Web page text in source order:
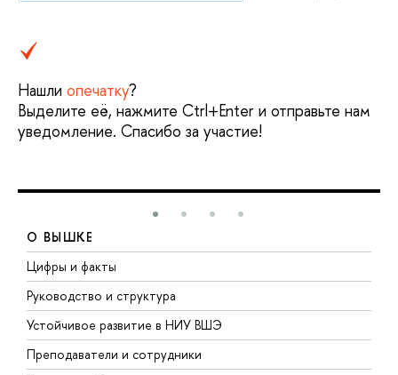
Нашли опечатку?
Выделите её, нажмите Ctrl+Enter и отправьте нам
уведомление. Спасибо за участие!
О ВЫШКЕ
Цифры и факты
Руководство и структура
Устойчивое развитие в НИУ ВШЭ
Преподаватели и сотрудники